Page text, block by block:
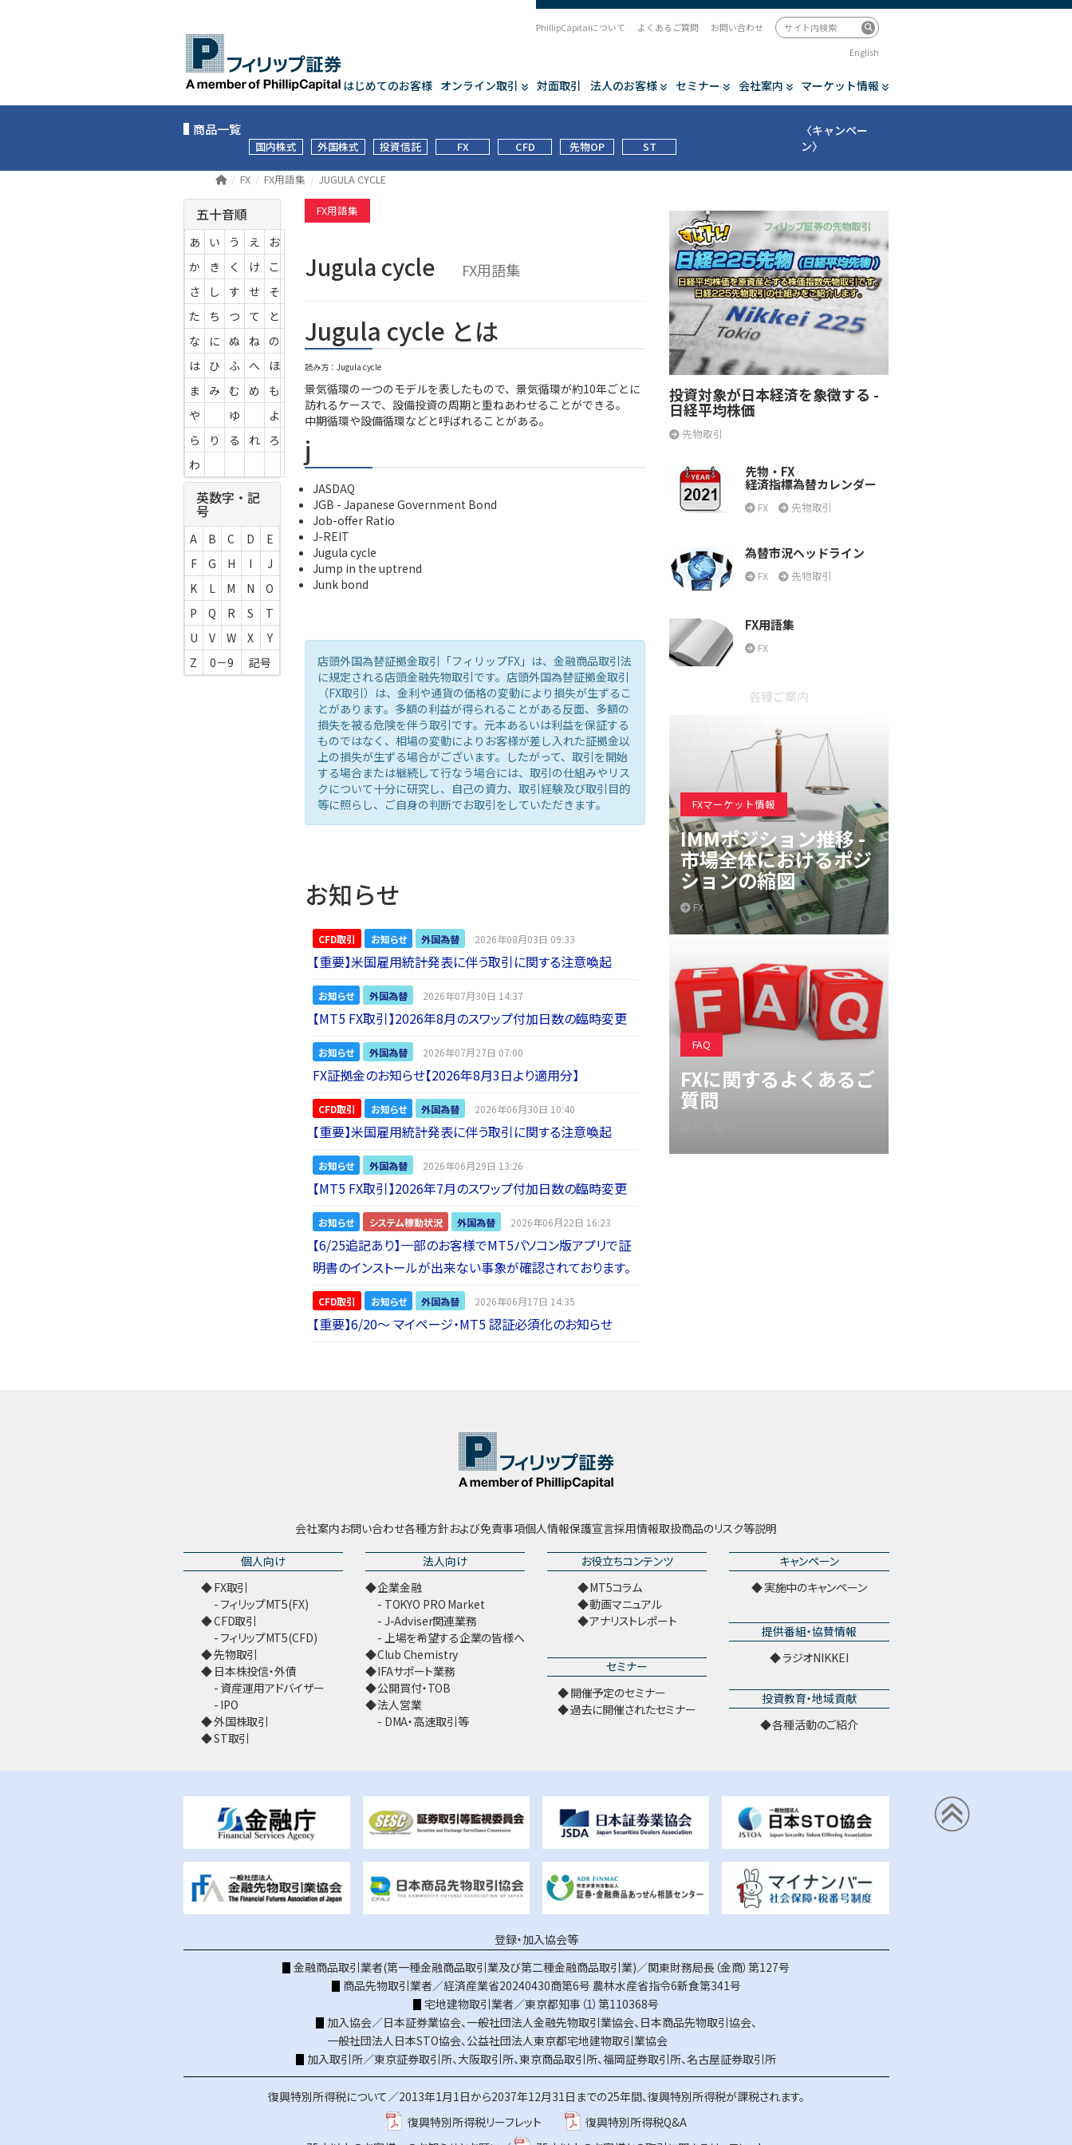
はじめてのお客様 オンライン取引 対面取引 法人のお客様 セミナー 会社案内 マーケット情報
PhillipCapitalについて よくあるご質問
お問い合わせ
English
商品一覧
国内株式 外国株式 投資信託 FX CFD 先物OP ST
〈キャンペー
ン〉
FX FX用語集 JUGULA CYCLE
FX用語集
Jugula cycle FX用語集
Jugula cycle とは
読み方：Jugula cycle
景気循環の一つのモデルを表したもので、景気循環が約10年ごとに
訪れるケースで、設備投資の周期と重ねあわせることができる。
中期循環や設備循環などと呼ばれることがある。
j
JASDAQ
JGB - Japanese Government Bond
Job-offer Ratio
J-REIT
Jugula cycle
Jump in the uptrend
Junk bond
店頭外国為替証拠金取引「フィリップFX」は、金融商品取引法
に規定される店頭金融先物取引です。店頭外国為替証拠金取引
（FX取引）は、金利や通貨の価格の変動により損失が生ずるこ
とがあります。多額の利益が得られることがある反面、多額の
損失を被る危険を伴う取引です。元本あるいは利益を保証する
ものではなく、相場の変動によりお客様が差し入れた証拠金以
上の損失が生ずる場合がございます。したがって、取引を開始
する場合または継続して行なう場合には、取引の仕組みやリス
クについて十分に研究し、自己の資力、取引経験及び取引目的
等に照らし、ご自身の判断でお取引をしていただきます。
お知らせ
CFD取引 お知らせ 外国為替 2026年08月03日 09:33
【重要】米国雇用統計発表に伴う取引に関する注意喚起
お知らせ 外国為替 2026年07月30日 14:37
【MT5 FX取引】2026年8月のスワップ付加日数の臨時変更
お知らせ 外国為替 2026年07月27日 07:00
FX証拠金のお知らせ【2026年8月3日より適用分】
CFD取引 お知らせ 外国為替 2026年06月30日 10:40
【重要】米国雇用統計発表に伴う取引に関する注意喚起
お知らせ 外国為替 2026年06月29日 13:26
【MT5 FX取引】2026年7月のスワップ付加日数の臨時変更
お知らせ システム稼動状況 外国為替 2026年06月22日 16:23
【6/25追記あり】一部のお客様でMT5パソコン版アプリで証
明書のインストールが出来ない事象が確認されております。
CFD取引 お知らせ 外国為替 2026年06月17日 14:35
【重要】6/20～ マイページ・MT5 認証必須化のお知らせ
五十音順
あ い う え
お
か
き く け
こ
さ
し す せ
そ
た
ち つ て
と
な
に ぬ ね
の
は
ひ ふ へ
ほ
ま
み む め
も
や
ゆ
よ
ら
り る れ
ろ
わ
英数字・記
号
A B C D
E
F
G H I
J
K
L M N
O
P
Q R S
T
U
V W X
Y
Z
0－9 記号
投資対象が日本経済を象徴する -
日経平均株価
先物取引
先物・FX
経済指標為替カレンダー
FX 先物取引
為替市況ヘッドライン
FX 先物取引
FX用語集
FX
各種ご案内
FXマーケット情報
IMMポジション推移 -
市場全体におけるポジ
ションの縮図
FX
FAQ
FXに関するよくあるご
質問
会社案内お問い合わせ各種方針および免責事項個人情報保護宣言採用情報取扱商品のリスク等説明
個人向け
FX取引
フィリップMT5(FX)
CFD取引
フィリップMT5(CFD)
先物取引
日本株投信・外債
資産運用アドバイザー
IPO
外国株取引
ST取引
法人向け
企業金融
TOKYO PRO Market
J-Adviser関連業務
上場を希望する企業の皆様へ
Club Chemistry
IFAサポート業務
公開買付・TOB
法人営業
DMA・高速取引等
お役立ちコンテンツ
MT5コラム
動画マニュアル
アナリストレポート
セミナー
開催予定のセミナー
過去に開催されたセミナー
キャンペーン
実施中のキャンペーン
提供番組・協賛情報
ラジオNIKKEI
投資教育・地域貢献
各種活動のご紹介
登録・加入協会等
金融商品取引業者(第一種金融商品取引業及び第二種金融商品取引業)／関東財務局長（金商）第127号
商品先物取引業者／経済産業省20240430商第6号 農林水産省指令6新食第341号
宅地建物取引業者／東京都知事（1）第110368号
加入協会／日本証券業協会、 一般社団法人金融先物取引業協会、 日本商品先物取引協会、
一般社団法人日本STO協会、 公益社団法人東京都宅地建物取引業協会
加入取引所／東京証券取引所、大阪取引所、東京商品取引所、福岡証券取引所、名古屋証券取引所
復興特別所得税について／2013年1月1日から2037年12月31日までの25年間、復興特別所得税が課税されます。
復興特別所得税リーフレット
復興特別所得税Q&A